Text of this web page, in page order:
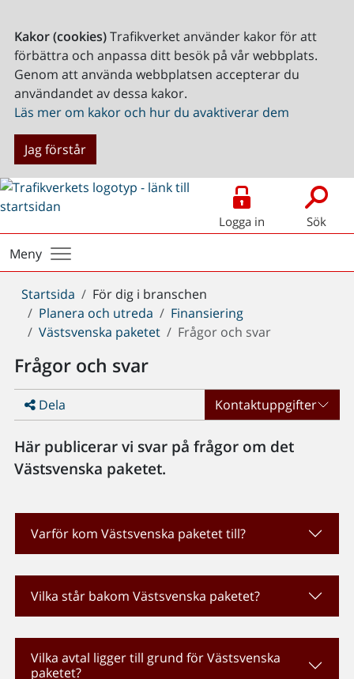
Kakor (cookies)Trafikverket använder kakor för att
förbättra och anpassa ditt besök på vår webbplats.
Genom att använda webbplatsen accepterar du
användandet av dessa kakor.
Läs mer om kakor och hur du avaktiverar dem
Jag förstår
Logga in Sök
Meny
Du
är
här:
Startsida
För dig i branschen
Planera och utreda
Finansiering
Västsvenska paketet
Frågor och svar
Frågor och svar
Dela Kontaktuppgifter
Här publicerar vi svar på frågor om det
Västsvenska paketet.
Varför kom Västsvenska paketet till?
Vilka står bakom Västsvenska paketet?
Vilka avtal ligger till grund för Västsvenska
paketet?